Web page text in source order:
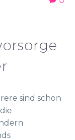
sind schon